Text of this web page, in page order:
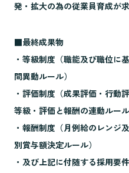
発・拡大の為の従業員育成が
■最終成果物
・等級制度（職能及び職位に
間異動ルール）
・評価制度（成果評価・行動
等級・評価と報酬の連動ルール
・報酬制度（月例給のレンジ
別賞与額決定ルール）
・及び上記に付随する採用要